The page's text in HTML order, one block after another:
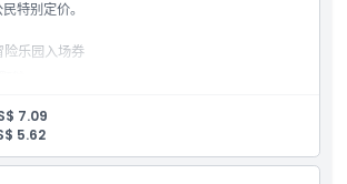
特别定价。
险乐园入场券
粒
7.09
5.62